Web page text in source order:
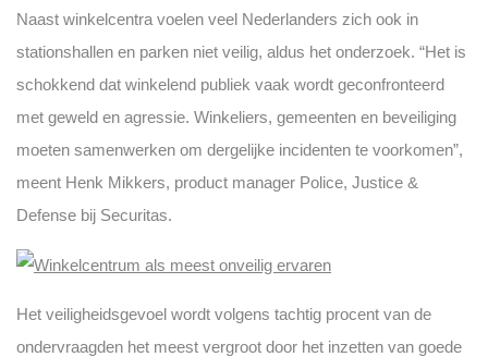
Naast winkelcentra voelen veel Nederlanders zich ook in
stationshallen en parken niet veilig, aldus het onderzoek. “Het is
schokkend dat winkelend publiek vaak wordt geconfronteerd
met geweld en agressie. Winkeliers, gemeenten en beveiliging
moeten samenwerken om dergelijke incidenten te voorkomen”,
meent Henk Mikkers, product manager Police, Justice &
Defense bij Securitas.
Het veiligheidsgevoel wordt volgens tachtig procent van de
ondervraagden het meest vergroot door het inzetten van goede